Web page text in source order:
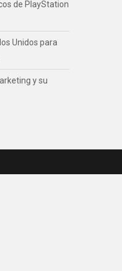
de PlayStation
Unidos para
y su